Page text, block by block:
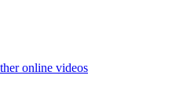
online videos